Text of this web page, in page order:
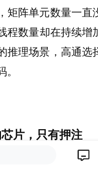
矩阵单元数量一直
程数量却在持续
推理场景，高通选
片，只有押注